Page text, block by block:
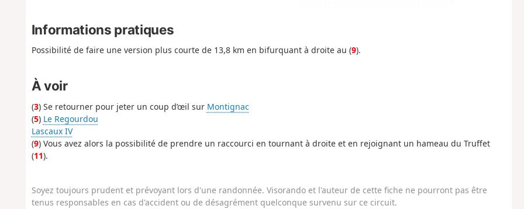
Informations pratiques
Possibilité de faire une version plus courte de 13,8 km en bifurquant à droite au (9).
À voir
(3) Se retourner pour jeter un coup d’œil sur Montignac
(5) Le Regourdou
Lascaux IV
(9) Vous avez alors la possibilité de prendre un raccourci en tournant à droite et en rejoignant un hameau du Truffet
(11).
Soyez toujours prudent et prévoyant lors d'une randonnée. Visorando et l'auteur de cette fiche ne pourront pas être
tenus responsables en cas d'accident ou de désagrément quelconque survenu sur ce circuit.